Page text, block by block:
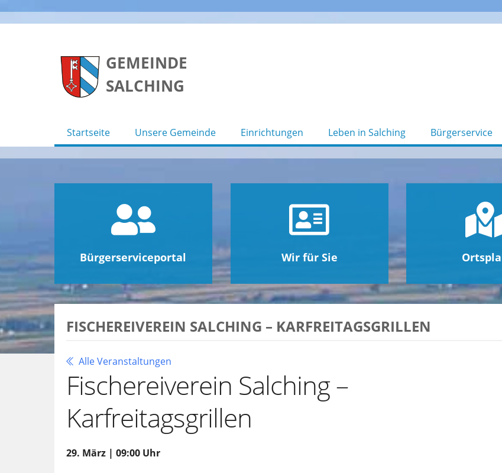
GEMEINDE
SALCHING
Startseite Unsere Gemeinde Einrichtungen Leben in Salching Bürgerservice
Bürgerserviceportal Wir für Sie
FISCHEREIVEREIN SALCHING – KARFREITAGSGRILLEN
Alle Veranstaltungen
Fischereiverein Salching –
Karfreitagsgrillen
29. März | 09:00 Uhr